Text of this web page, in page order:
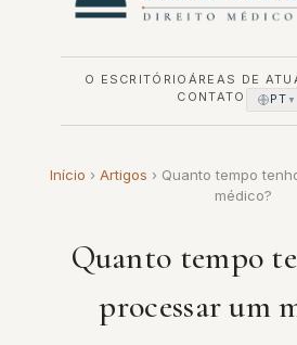
O ESCRITÓRIO ÁREAS DE
CONTATO
PT ▼
Início › Artigos › Quanto tempo
médico?
Quanto tempo
processar um